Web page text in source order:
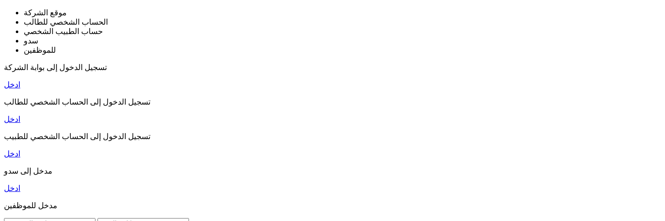
موقع الشركة
الحساب الشخصي للطالب
حساب الطبيب الشخصي
سدو
للموظفين
تسجيل الدخول إلى بوابة الشركة
ادخل
تسجيل الدخول إلى الحساب الشخصي للطالب
ادخل
تسجيل الدخول إلى الحساب الشخصي للطبيب
ادخل
مدخل إلى سدو
ادخل
مدخل للموظفين